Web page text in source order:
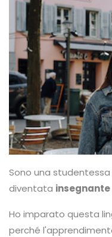
Sono una
diventata insegnante
Ho imparato questa
perché